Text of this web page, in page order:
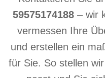
59575174188 – wir
vermessen Ihre
und erstellen ein
für Sie. So stellen